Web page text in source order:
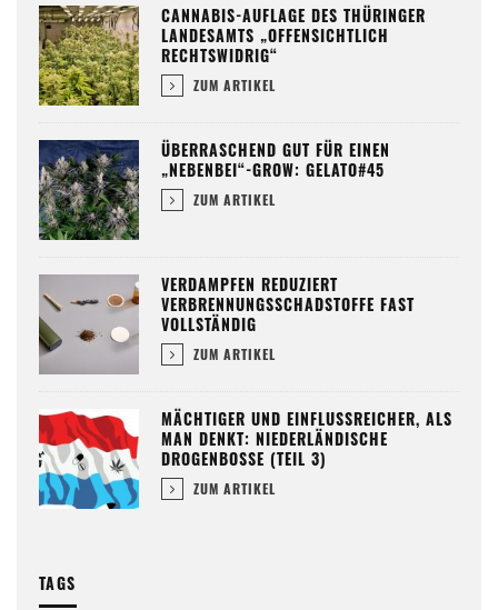
CANNABIS-AUFLAGE DES THÜRINGER
LANDESAMTS „OFFENSICHTLICH
RECHTSWIDRIG“
ZUM ARTIKEL
ÜBERRASCHEND GUT FÜR EINEN
„NEBENBEI“-GROW: GELATO#45
ZUM ARTIKEL
VERDAMPFEN REDUZIERT
VERBRENNUNGSSCHADSTOFFE FAST
VOLLSTÄNDIG
ZUM ARTIKEL
MÄCHTIGER UND EINFLUSSREICHER, ALS
MAN DENKT: NIEDERLÄNDISCHE
DROGENBOSSE (TEIL 3)
ZUM ARTIKEL
TAGS